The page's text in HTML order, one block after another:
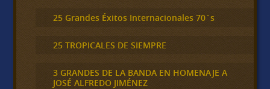
25 Grandes Éxitos Internacionales 70´s
25 TROPICALES DE SIEMPRE
3 GRANDES DE LA BANDA EN HOMENAJE A
JOSÉ ALFREDO JIMÉNEZ